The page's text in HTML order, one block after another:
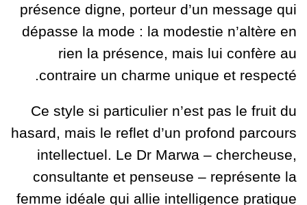
présence digne, porteur d’un message qui
dépasse la mode : la modestie n’altère en
rien la présence, mais lui confère au
contraire un charme unique et respecté.
Ce style si particulier n’est pas le fruit du
hasard, mais le reflet d’un profond parcours
intellectuel. Le Dr Marwa – chercheuse,
consultante et penseuse – représente la
femme idéale qui allie intelligence pratique